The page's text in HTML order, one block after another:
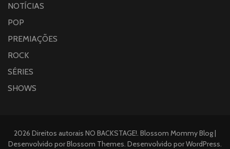
NOTÍCIAS
POP
PREMIAÇÕES
ROCK
SÉRIES
SHOWS
2026 Direitos autorais NO BACKSTAGE!. Blossom Mommy Blog |
Desenvolvido porBlossom Themes. Desenvolvido porWordPress.